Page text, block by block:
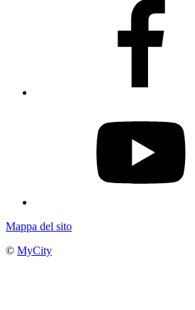
Mappa del sito
© MyCity